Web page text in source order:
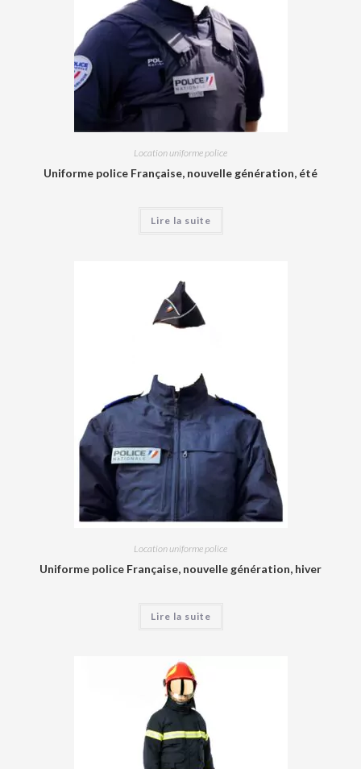
Location uniforme police
Uniforme police Française, nouvelle génération, été
Lire la suite
Location uniforme police
Uniforme police Française, nouvelle génération, hiver
Lire la suite